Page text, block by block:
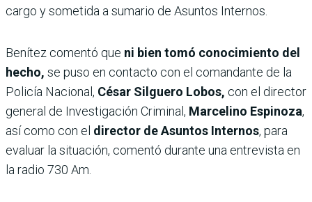
cargo y sometida a sumario de Asuntos Internos.
Benítez comentó que ni bien tomó conocimiento del
hecho, se puso en contacto con el comandante de la
Policía Nacional, César Silguero Lobos, con el director
general de Investigación Criminal, Marcelino Espinoza,
así como con el director de Asuntos Internos, para
evaluar la situación, comentó durante una entrevista en
la radio 730 Am.